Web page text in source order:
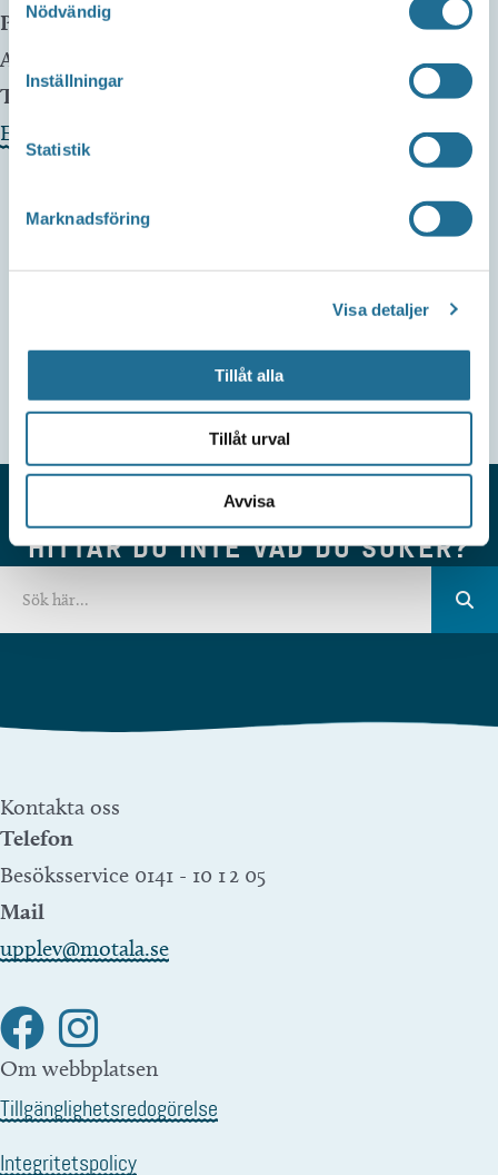
Nödvändig
Inställningar
Statistik
Marknadsföring
Visa detaljer
Tillåt alla
Tillåt urval
Avvisa
Pris:Gratis
Arrangör:
Telefonnummer arrangör:
Evenemangets webbplats »
HITTAR DU INTE VAD DU SÖKER?
Kontakta oss
Telefon
Besöksservice 0141 - 10 1 2 05
Mail
upplev@motala.se
Om webbplatsen
Tillgänglighetsredogörelse
Integritetspolicy